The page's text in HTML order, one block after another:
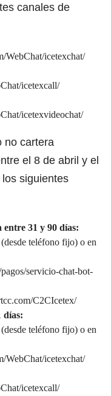
canales de
WebChat/icetexchat/
icetexcall/
icetexvideochat/
no cartera
el 8 de abril y el
siguientes
31 y 90 días:
teléfono fijo) o en
servicio-chat-bot-
C2CIcetex/
días:
teléfono fijo) o en
WebChat/icetexchat/
icetexcall/